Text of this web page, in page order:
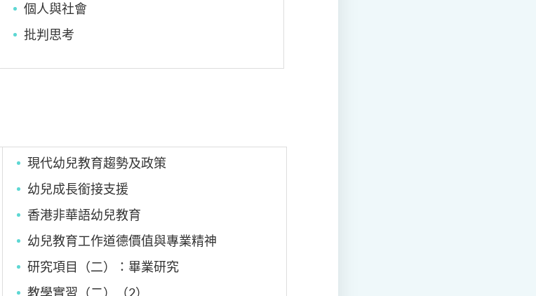
個人與社會
批判思考
現代幼兒教育趨勢及政策
幼兒成長銜接支援
香港非華語幼兒教育
幼兒教育工作道德價值與專業精神
研究項目（二）：畢業研究
教學實習（二）（2）